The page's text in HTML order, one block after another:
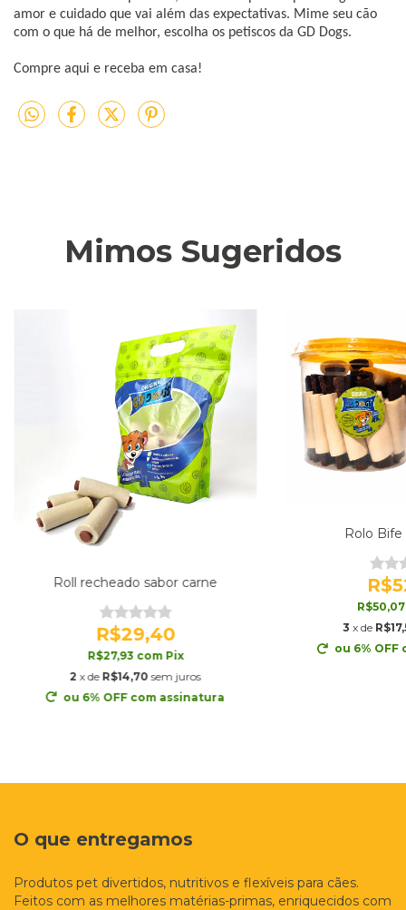
amor e cuidado que vai além das expectativas. Mime seu cão
com o que há de melhor, escolha os petiscos da GD Dogs.
Compre aqui e receba em casa!
Mimos Sugeridos
Roll recheado sabor carne
R$29,40
R$27,93 com Pix
2 x de R$14,70 sem juros
ou 6% OFF com assinatura
Rolo Bife
3 x de
ou 6% OFF
O que entregamos
Produtos pet divertidos, nutritivos e flexíveis para cães.
Feitos com as melhores matérias-primas, enriquecidos com